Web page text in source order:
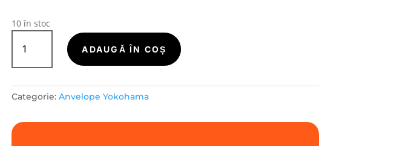
10 în stoc
Cantitate
Yokohama
BLUEARTH-
AE61
225/60R17
99V
ADAUGĂ ÎN COȘ
Categorie: Anvelope Yokohama